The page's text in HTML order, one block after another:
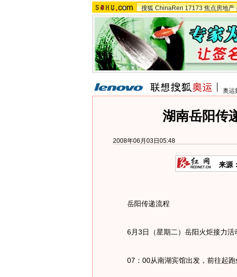
搜狐 ChinaRen 17173 焦点房地产
奥运
湖南岳阳传
2008年06月03日05:48
来源
岳阳传递流程
6月3日（星期二）岳阳火炬接力活
07：00从南湖宾馆出发，前往起跑